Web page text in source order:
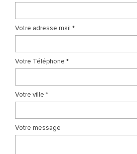
Votre adresse mail *
Votre Téléphone *
Votre ville *
Votre message